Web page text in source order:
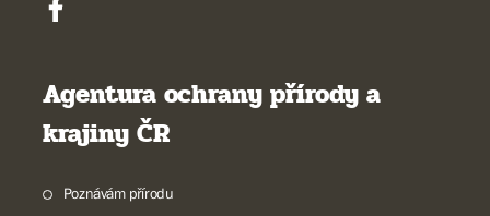
Agentura ochrany přírody a
krajiny ČR
Poznávám přírodu